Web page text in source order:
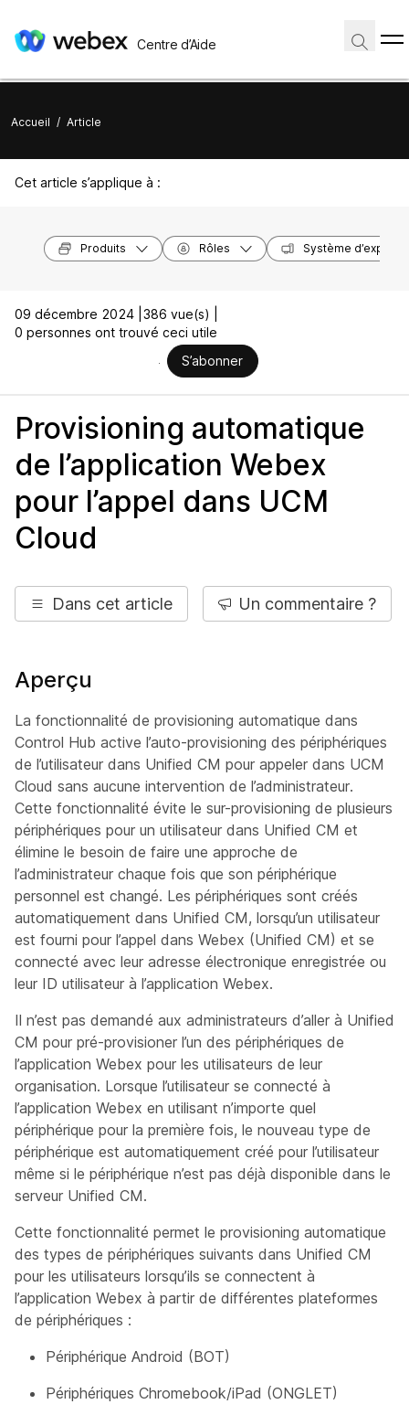
Centre d’Aide
Accueil / Article
Cet article s’applique à :
Produits Rôles Système
09 décembre 2024 | 386 vue(s) |
0 personnes ont trouvé ceci utile
S’abonner
Provisioning automatique
de l’application Webex
pour l’appel dans UCM
Cloud
Dans cet article Un commentaire ?
Aperçu
La fonctionnalité de provisioning automatique dans
Control Hub active l’auto-provisioning des périphériques
de l’utilisateur dans Unified CM pour appeler dans UCM
Cloud sans aucune intervention de l’administrateur.
Cette fonctionnalité évite le sur-provisioning de plusieurs
périphériques pour un utilisateur dans Unified CM et
élimine le besoin de faire une approche de
l’administrateur chaque fois que son périphérique
personnel est changé. Les périphériques sont créés
automatiquement dans Unified CM, lorsqu’un utilisateur
est fourni pour l’appel dans Webex (Unified CM) et se
connecté avec leur adresse électronique enregistrée ou
leur ID utilisateur à l’application Webex.
Il n’est pas demandé aux administrateurs d’aller à Unified
CM pour pré-provisioner l’un des périphériques de
l’application Webex pour les utilisateurs de leur
organisation. Lorsque l’utilisateur se connecté à
l’application Webex en utilisant n’importe quel
périphérique pour la première fois, le nouveau type de
périphérique est automatiquement créé pour l’utilisateur
même si le périphérique n’est pas déjà disponible dans le
serveur Unified CM.
Cette fonctionnalité permet le provisioning automatique
des types de périphériques suivants dans Unified CM
pour les utilisateurs lorsqu’ils se connectent à
l’application Webex à partir de différentes plateformes
de périphériques :
Périphérique Android (BOT)
Périphériques Chromebook/iPad (ONGLET)